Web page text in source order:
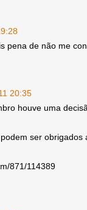
pena de não me
20:35
houve uma
ser
871/114389